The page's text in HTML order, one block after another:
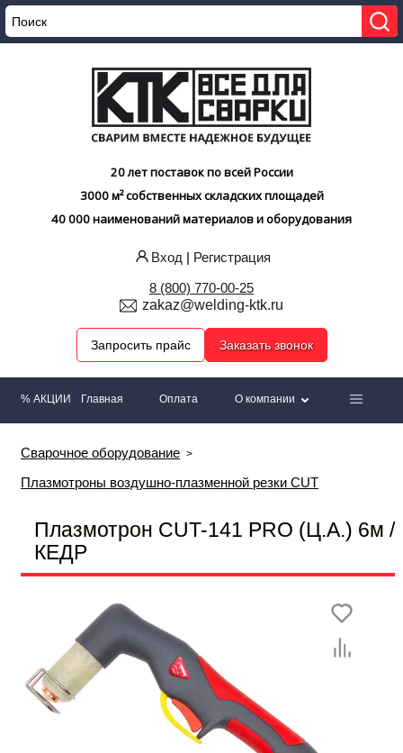
20 лет поставок по всей России
3000 м² собственных складских площадей
40 000 наименований материалов и оборудования
Вход | Регистрация
8 (800) 770-00-25
zakaz@welding-ktk.ru
Запросить прайс Заказать звонок
% АКЦИИ Главная Оплата О компании
Сварочное оборудование
Плазмотроны воздушно-плазменной резки CUT
Плазмотрон CUT-141 PRO (Ц.А.) 6м /
КЕДР